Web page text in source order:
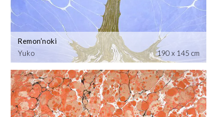
Yuko
Remon’noki
190 x 145 cm